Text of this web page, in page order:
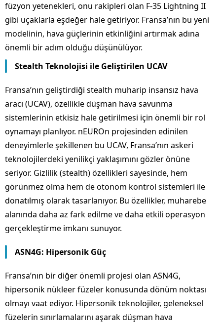
füzyon yetenekleri, onu rakipleri olan F-35 Lightning II
gibi uçaklarla eşdeğer hale getiriyor. Fransa’nın bu yeni
modelinin, hava güçlerinin etkinliğini artırmak adına
önemli bir adım olduğu düşünülüyor.
Stealth Teknolojisi ile Geliştirilen UCAV
Fransa’nın geliştirdiği stealth muharip insansız hava
aracı (UCAV), özellikle düşman hava savunma
sistemlerinin etkisiz hale getirilmesi için önemli bir rol
oynamayı planlıyor. nEUROn projesinden edinilen
deneyimlerle şekillenen bu UCAV, Fransa’nın askeri
teknolojilerdeki yenilikçi yaklaşımını gözler önüne
seriyor. Gizlilik (stealth) özellikleri sayesinde, hem
görünmez olma hem de otonom kontrol sistemleri ile
donatılmış olarak tasarlanıyor. Bu özellikler, muharebe
alanında daha az fark edilme ve daha etkili operasyon
gerçekleştirme imkanı sunuyor.
ASN4G: Hipersonik Güç
Fransa’nın bir diğer önemli projesi olan ASN4G,
hipersonik nükleer füzeler konusunda dönüm noktası
olmayı vaat ediyor. Hipersonik teknolojiler, geleneksel
füzelerin sınırlamalarını aşarak düşman hava